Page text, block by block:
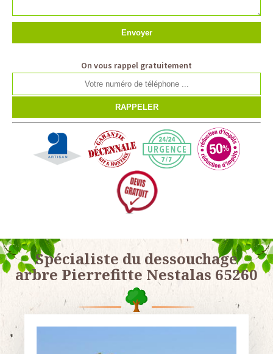
On vous rappel gratuitement
Spécialiste du dessouchage
arbre Pierrefitte Nestalas 65260